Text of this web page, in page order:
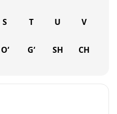
S T U V
O‘ G‘ SH CH